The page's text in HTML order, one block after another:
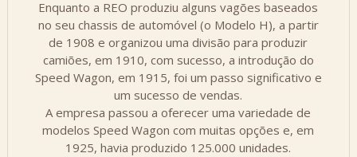
Enquanto a REO produziu alguns vagões baseados
no seu chassis de automóvel (o Modelo H), a partir
de 1908 e organizou uma divisão para produzir
camiões, em 1910, com sucesso, a introdução do
Speed ​​Wagon, em 1915, foi um passo significativo e
um sucesso de vendas.
A empresa passou a oferecer uma variedade de
modelos Speed ​​Wagon com muitas opções e, em
1925, havia produzido 125.000 unidades.